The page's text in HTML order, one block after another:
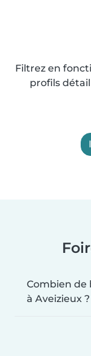
Filtrez en
profils
Combien de
à Aveizieux ?